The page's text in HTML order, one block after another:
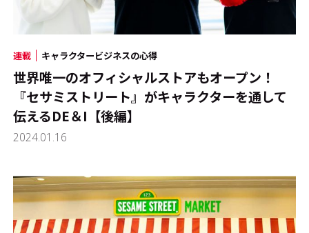
連載 キャラクタービジネスの心得
世界唯一のオフィシャルストアもオープン！
『セサミストリート』がキャラクターを通して
伝えるDE＆I【後編】
2024.01.16